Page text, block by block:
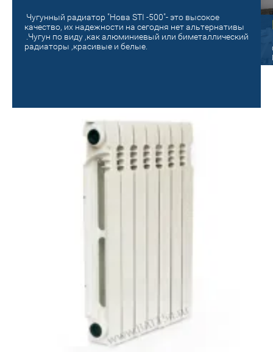
Чугунный радиатор "Нова STI -500"- это высокое
качество, их надежности на сегодня нет альтернативы
.Чугун по виду ,как алюминиевый или биметаллический
радиаторы ,красивые и белые.
Старый на новый!
Поменяй на новое отопление! Сделай